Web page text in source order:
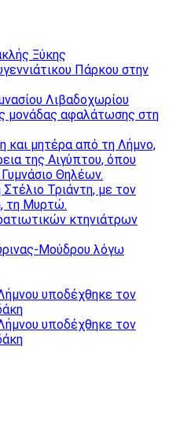
Ξύκης
Πάρκου στην
Λιβαδοχωρίου
μονάδας αφαλάτωσης στη
μητέρα από τη Λήμνο,
της Αιγύπτου, όπου
Θηλέων.
Τριάντη, με τον
τη Μυρτώ.
κτηνιάτρων
Μούδρου λόγω
υποδέχθηκε τον
υποδέχθηκε τον